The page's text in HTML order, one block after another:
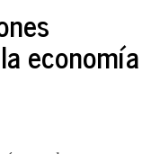
economía